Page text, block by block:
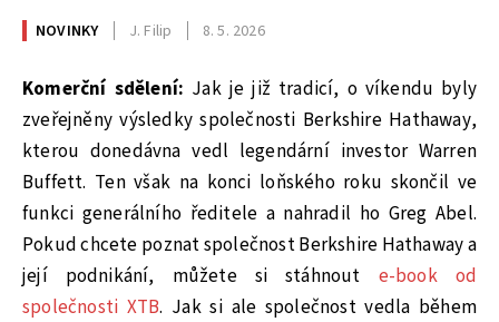
NOVINKY J. Filip 8. 5. 2026
Komerční sdělení: Jak je již tradicí, o víkendu byly
zveřejněny výsledky společnosti Berkshire Hathaway,
kterou donedávna vedl legendární investor Warren
Buffett. Ten však na konci loňského roku skončil ve
funkci generálního ředitele a nahradil ho Greg Abel.
Pokud chcete poznat společnost Berkshire Hathaway a
její podnikání, můžete si stáhnout e-book od
společnosti XTB. Jak si ale společnost vedla během